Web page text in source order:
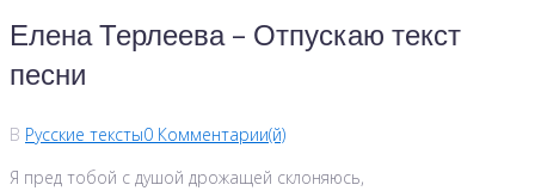
Елена Терлеева – Отпускаю текст
песни
В Русские тексты0 Комментарии(й)
Я пред тобой с душой дрожащей склоняюсь,